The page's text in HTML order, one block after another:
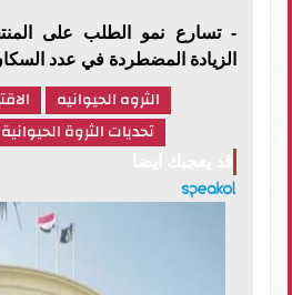
- تسارع نمو الطلب على
الزيادة المضطردة في عدد
الثروه الحيوانيه
تحديات الثروة الحيوانية